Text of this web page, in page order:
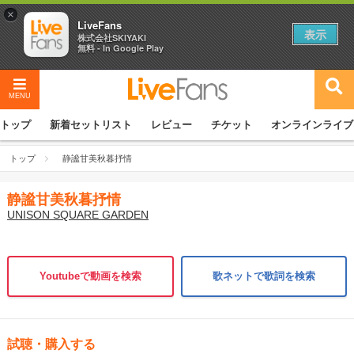
MENU
トップ 新着セットリスト レビュー チケット オンラインライブ
トップ 静謐甘美秋暮抒情
静謐甘美秋暮抒情
UNISON SQUARE GARDEN
Youtubeで動画を検索 歌ネットで歌詞を検索
試聴・購入する
×
LiveFans
株式会社SKIYAKI
無料 - In Google Play
表示